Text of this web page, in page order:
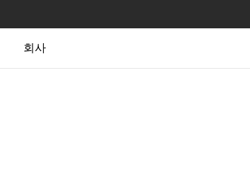
회사